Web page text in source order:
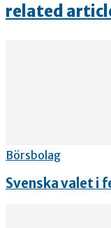
related
Börsbolag
Svenska valet i